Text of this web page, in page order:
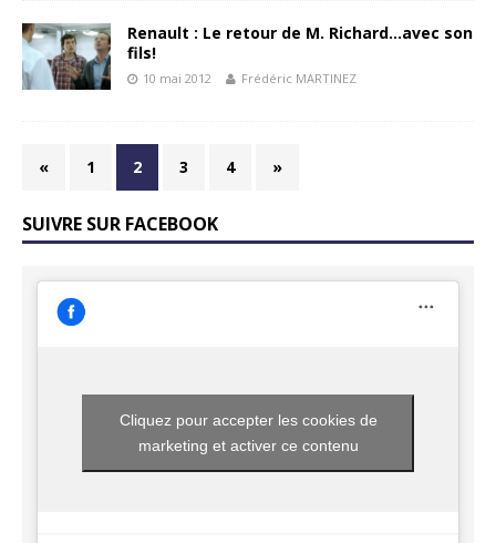
Renault : Le retour de M. Richard…avec son
fils!
10 mai 2012 Frédéric MARTINEZ
« 1 2 3 4 »
SUIVRE SUR FACEBOOK
Cliquez pour accepter les cookies de
marketing et activer ce contenu